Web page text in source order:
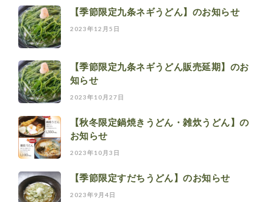
【季節限定九条ネギうどん】のお知らせ
2023年12月5日
【季節限定九条ネギうどん販売延期】のお
知らせ
2023年10月27日
【秋冬限定鍋焼きうどん・雑炊うどん】の
お知らせ
2023年10月3日
【季節限定すだちうどん】のお知らせ
2023年9月4日